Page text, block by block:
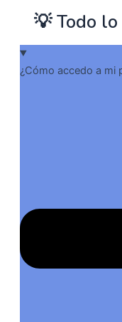
💡 Todo
¿Cómo accedo a mi